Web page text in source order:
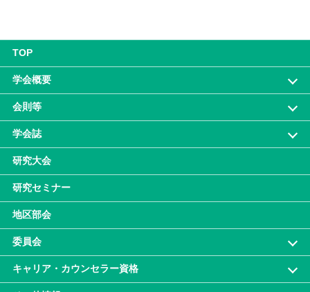
TOP
学会概要
会則等
学会誌
研究大会
研究セミナー
地区部会
委員会
キャリア・カウンセラー資格